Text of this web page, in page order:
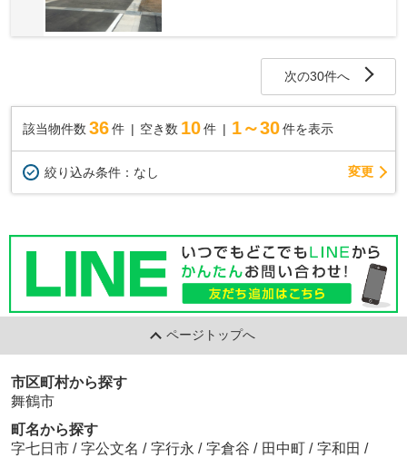
次の30件へ
該当物件数 36件 空き数 10 件 1～30 件を表示
絞り込み条件： なし 変更
ページトップへ
市区町村から探す
舞鶴市
町名から探す
字七日市 / 字公文名 / 字行永 / 字倉谷 / 田中町 / 字和田 /